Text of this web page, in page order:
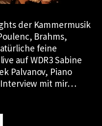
der Kammermusik
Brahms,
feine
auf WDR3 Sabine
Palvanov, Piano
Interview mit mir…